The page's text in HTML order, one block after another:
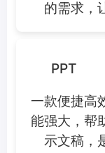
的需求，
PPT
一款便捷高
能强大，帮
示文稿，